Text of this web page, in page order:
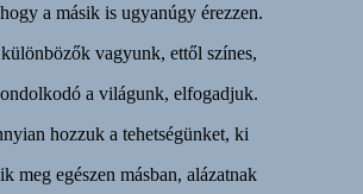
a másik is ugyanúgy érezzen.
vagyunk, ettől színes,
a világunk, elfogadjuk.
hozzuk a tehetségünket, ki
meg egészen másban, alázatnak